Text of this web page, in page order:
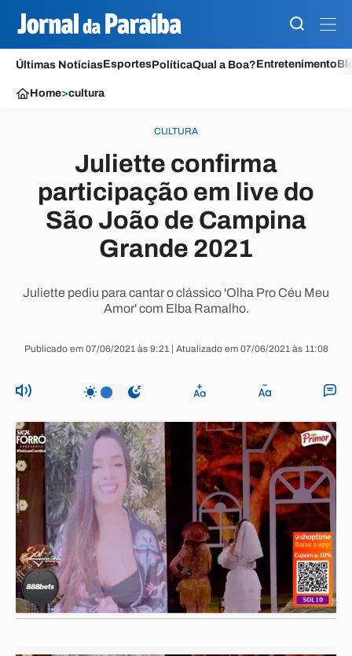
Últimas NotíciasEsportesPolíticaQual a Boa?Entretenimento
Home>cultura
CULTURA
Juliette confirma
participação em live do
São João de Campina
Grande 2021
Juliette pediu para cantar o clássico 'Olha Pro Céu Meu
Amor' com Elba Ramalho.
Publicado em 07/06/2021 às 9:21 | Atualizado em 07/06/2021 às 11:08